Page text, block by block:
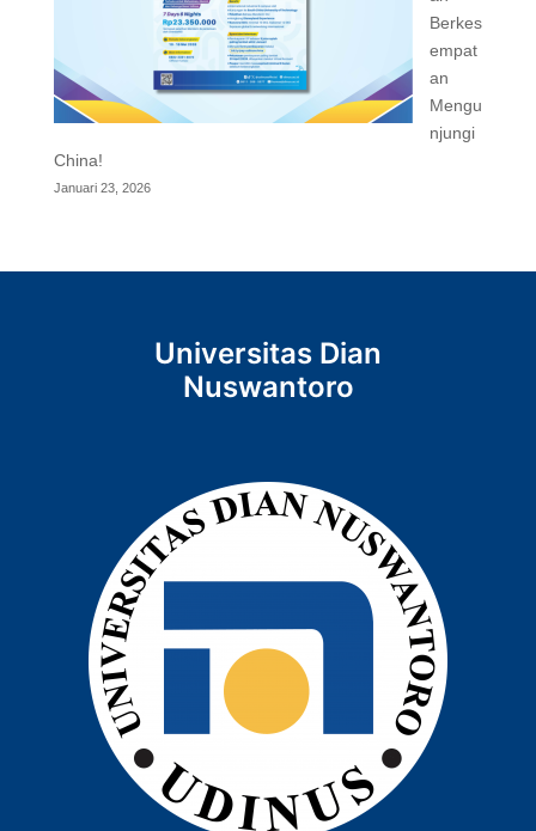
Berkes
empat
an
Mengu
njungi
China!
Januari 23, 2026
Universitas Dian
Nuswantoro